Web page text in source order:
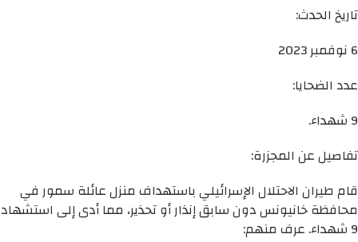
تاريخ الحدث:
6 نوفمبر 2023
عدد الضحايا:
9 شهداء.
تفاصيل عن المجزرة:
قام طيران الاحتلال الإسرائيلي باستهداف منزل عائلة سمور في
محافظة خانيونس دون سابق إنذار أو تحذير، مما أدى إلى استشهاد
9 شهداء. عرف منهم: